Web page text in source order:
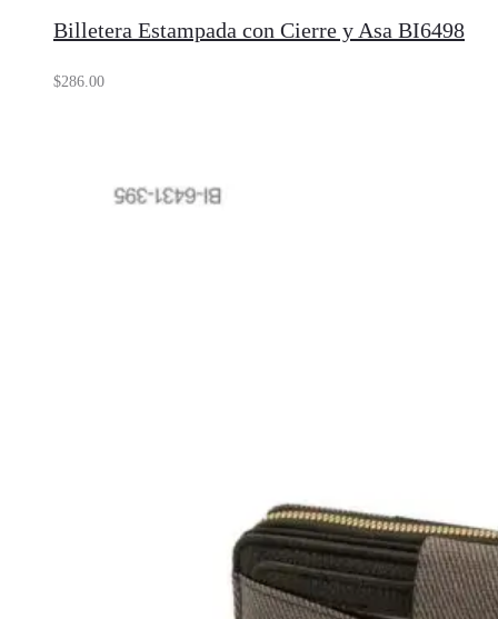
Billetera Estampada con Cierre y Asa BI6498
$286.00